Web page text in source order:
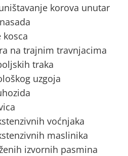
korova unutar
kosca
na trajnim travnjacima
traka
uzgoja
voćnjaka
maslinika
izvornih pasmina